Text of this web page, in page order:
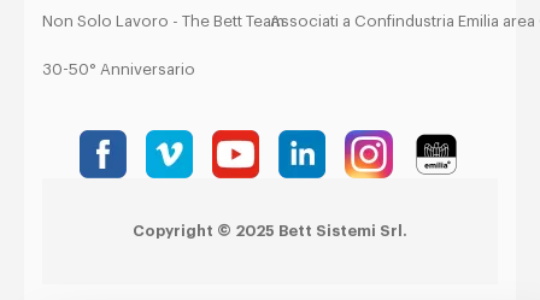
Non Solo Lavoro - The Bett Team
30-50° Anniversario
Associati a Confindustria Emilia
Copyright © 2025 Bett Sistemi Srl.